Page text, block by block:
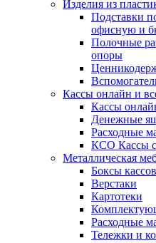
Изделия из
Подставки
офисную и
Полочные
опоры
Кассы онлайн и
Кассы
Денежные
Расходные
КСО Кассы
Металлическая
Боксы
Верстаки
Картотеки
Расходные
Тележки и